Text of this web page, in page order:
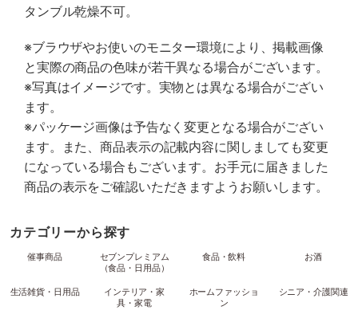
タンブル乾燥不可。
※ブラウザやお使いのモニター環境により、掲載画像
と実際の商品の色味が若干異なる場合がございます。
※写真はイメージです。実物とは異なる場合がござい
ます。
※パッケージ画像は予告なく変更となる場合がござい
ます。また、商品表示の記載内容に関しましても変更
になっている場合もございます。お手元に届きました
商品の表示をご確認いただきますようお願いします。
カテゴリーから探す
催事商品
セブンプレミアム
（食品・日用品）
食品・飲料 お酒
生活雑貨・日用品
インテリア・家
具・家電
ホームファッショ
ン
シニア・介護関連